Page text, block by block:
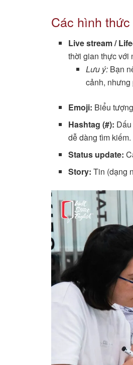
Các hình
Live stream /
thời gian thực với
Lưu ý:Bạn
cảnh, nhưng
Emoji: Biểu
Hashtag (#):
dễ dàng tìm kiếm.
Status update:
Story: Tin (dạng